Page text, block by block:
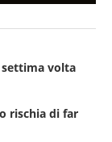
settima volta
rischia di far